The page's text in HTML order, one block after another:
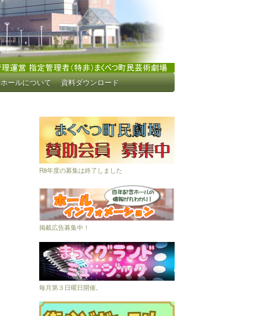
ホールについて 資料ダウンロード
R8年度の募集は終了しました
掲載広告募集中！
毎月第３日曜日開催。